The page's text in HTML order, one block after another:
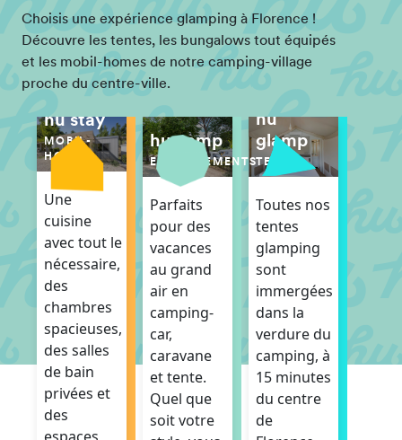
Choisis une expérience glamping à Florence !
Découvre les tentes, les bungalows tout équipés
et les mobil-homes de notre camping-village
proche du centre-ville.
hu stay
MOBIL-
HOMES
Une
cuisine
avec tout le
nécessaire,
des
chambres
spacieuses,
des salles
de bain
privées et
des
hu camp
EMPLACEMENTS
Parfaits
pour des
vacances
au grand
air en
camping-
car,
caravane
et tente.
Quel que
soit votre
hu
glamp
TENTES
Toutes nos
tentes
glamping
sont
immergées
dans la
verdure du
camping, à
15 minutes
du centre
de